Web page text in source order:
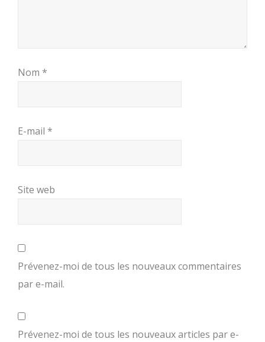
Nom *
E-mail *
Site web
Prévenez-moi de tous les nouveaux commentaires
par e-mail.
Prévenez-moi de tous les nouveaux articles par e-